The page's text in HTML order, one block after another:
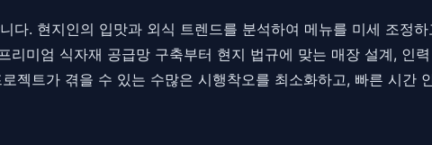
. 현지인의 입맛과 외식 트렌드를 분석하여 메뉴를 미세 조정
미엄 식자재 공급망 구축부터 현지 법규에 맞는 매장 설계, 인
로젝트가 겪을 수 있는 수많은 시행착오를 최소화하고, 빠른 시간